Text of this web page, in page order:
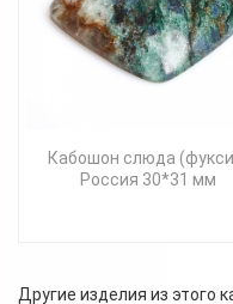
Кабошон слюда
Россия 30*31 мм
Другие изделия из этого